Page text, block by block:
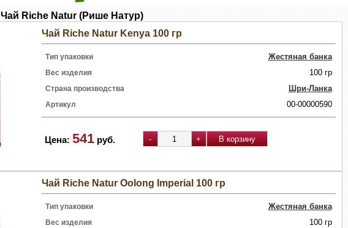
Чай Riche Natur (Рише Натур)
Чай Riche Natur Kenya 100 гр
Тип упаковки Жестяная банка
Вес изделия 100 гр
Страна производства Шри-Ланка
Артикул 00-00000590
Цена: 541 руб.
Чай Riche Natur Oolong Imperial 100 гр
Тип упаковки Жестяная банка
Вес изделия 100 гр